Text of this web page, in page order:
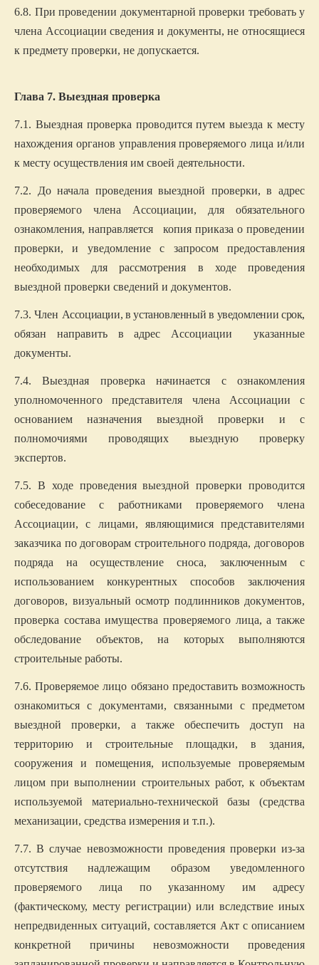
6.8. При проведении документарной проверки требовать у
члена Ассоциации сведения и документы, не относящиеся
к предмету проверки, не допускается.
Глава 7. Выездная проверка
7.1. Выездная проверка проводится путем выезда к месту
нахождения органов управления проверяемого лица и/или
к месту осуществления им своей деятельности.
7.2. До начала проведения выездной проверки, в адрес
проверяемого члена Ассоциации, для обязательного
ознакомления, направляетсякопия приказа о проведении
проверки, и уведомление с запросом предоставления
необходимых для рассмотрения в ходе проведения
выездной проверки сведений и документов.
7.3. Член Ассоциации, в установленный в уведомлении срок,
обязан направить в адрес Ассоциации указанные
документы.
7.4. Выездная проверка начинается с ознакомления
уполномоченного представителя члена Ассоциации с
основанием назначения выездной проверки и с
полномочиями проводящих выездную проверку
экспертов.
7.5. В ходе проведения выездной проверки проводится
собеседование с работниками проверяемого члена
Ассоциации, с лицами, являющимися представителями
заказчика по договорам строительного подряда, договоров
подряда на осуществление сноса,
заключенным с
использованием конкурентных способов заключения
договоров, визуальный осмотр подлинников документов,
проверка состава имущества проверяемого лица, а также
обследование объектов, на которых выполняются
строительные работы.
7.6. Проверяемое лицо обязано предоставить возможность
ознакомиться с документами, связанными с предметом
выездной проверки, а также обеспечить доступ на
территорию и строительные площадки, в здания,
сооружения и помещения, используемые проверяемым
лицом при выполнении строительных работ, к объектам
используемой материально-технической базы (средства
механизации, средства измерения и т.п.).
7.7. В случае невозможности проведения проверки из-за
отсутствия надлежащим образом уведомленного
проверяемого лица по указанному им адресу
(фактическому, месту регистрации) или вследствие иных
непредвиденных ситуаций, составляется Акт с описанием
конкретной причины невозможности проведения